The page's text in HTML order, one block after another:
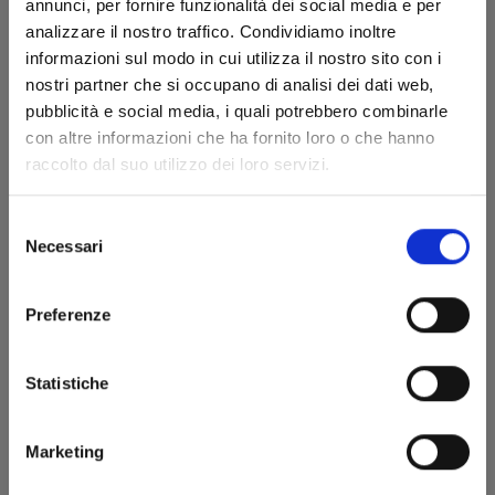
annunci, per fornire funzionalità dei social media e per
analizzare il nostro traffico. Condividiamo inoltre
informazioni sul modo in cui utilizza il nostro sito con i
nostri partner che si occupano di analisi dei dati web,
pubblicità e social media, i quali potrebbero combinarle
con altre informazioni che ha fornito loro o che hanno
raccolto dal suo utilizzo dei loro servizi.
delNecessari
Preferenze
Statistiche
Marketing
VINLAND SAGA n. 23
19/08/2020
€ 6,50